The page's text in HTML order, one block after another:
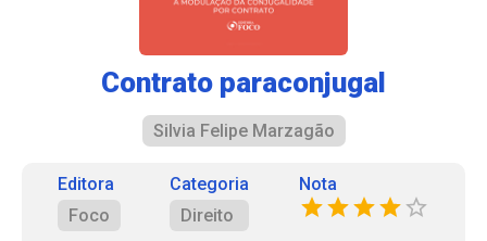
Contrato paraconjugal
Silvia Felipe Marzagão
Editora
Foco
Categoria
Direito
Nota